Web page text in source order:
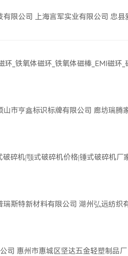
有限公司 上海言军实业有限公司 忠县
环_铁氧体磁环_铁氧体磁棒_EMI磁环_
山市亨鑫标识标牌有限公司 廊坊瑞腾
碎机|颚式破碎机价格|锤式破碎机厂
瑞斯特新材料有限公司 湖州弘远纺织
司 惠州市惠城区坚达五金轻塑制品厂